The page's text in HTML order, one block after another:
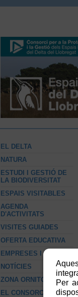
EL DELTA
NATURA
ESTUDI I GESTIÓ DE
LA BIODIVERSITAT
ESPAIS VISITABLES
AGENDA
D'ACTIVITATS
VISITES GUIADES
OFERTA EDUCATIVA
EMPRESES I RSC
NOTÍCIES
ZONA ORNITOLÒGICA
EL CONSORCI
Per